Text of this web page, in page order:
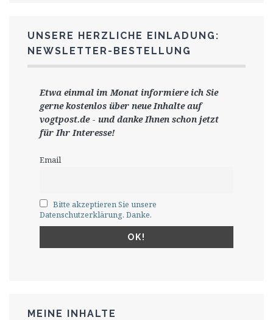
UNSERE HERZLICHE EINLADUNG:
NEWSLETTER-BESTELLUNG
Etwa einmal im Monat informiere ich Sie
gernekostenlos über neue Inhalte auf
vogtpost.de- und danke Ihnen schon jetzt
für Ihr Interesse!
Email
Bitte akzeptieren Sie unsere
Datenschutzerklärung. Danke.
MEINE INHALTE